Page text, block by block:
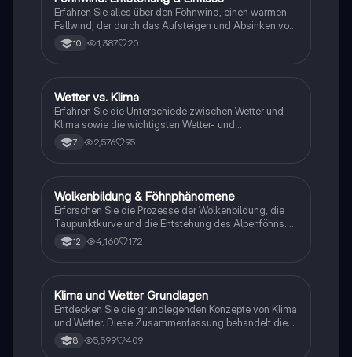
Meteorologie.
Erfahren Sie alles über den Föhnwind, einen warmen
Fallwind, der durch das Aufsteigen und Absinken von
Luftmassen hinter Gebirgen entsteht. Diese
Zusammenfassung behandelt die physikalischen
Ideal für Geographie-Studierende und zur
Vorbereitung auf Prüfungen.
10 1,387 20
Geographie/Erdkunde
Wetter vs. Klima
Erfahren Sie die Unterschiede zwischen Wetter und
Klima sowie die wichtigsten Wetter- und
Klimaelemente. Diese Zusammenfassung bietet eine
klare Erklärung der Begriffe, einschließlich der
Verständnis von Klimadiagrammen und
meteorologischen Konzepten.
7 2,576 95
Geographie/Erdkunde
Wolkenbildung & Föhnphänomene
Erforschen Sie die Prozesse der Wolkenbildung, die
Taupunktkurve und die Entstehung des Alpenföhns.
Diese Zusammenfassung behandelt die
Wechselwirkungen zwischen Strahlung,
Studierende der Meteorologie und
Klimawissenschaften.
12 4,160 172
Geographie/Erdkunde
Klima und Wetter Grundlagen
Entdecken Sie die grundlegenden Konzepte von Klima
und Wetter. Diese Zusammenfassung behandelt die
Definitionen von Klima und Wetter, die verschiedenen
Klimaelemente wie Temperatur und Niederschlag
8 5,599 409